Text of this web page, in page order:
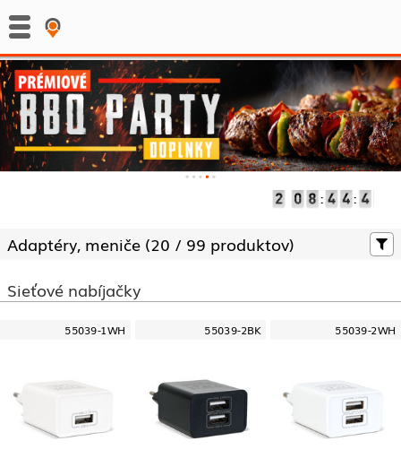
: :
Adaptéry, meniče (20 / 99 produktov)
Sieťové nabíjačky
55039-1WH 55039-2BK 55039-2WH